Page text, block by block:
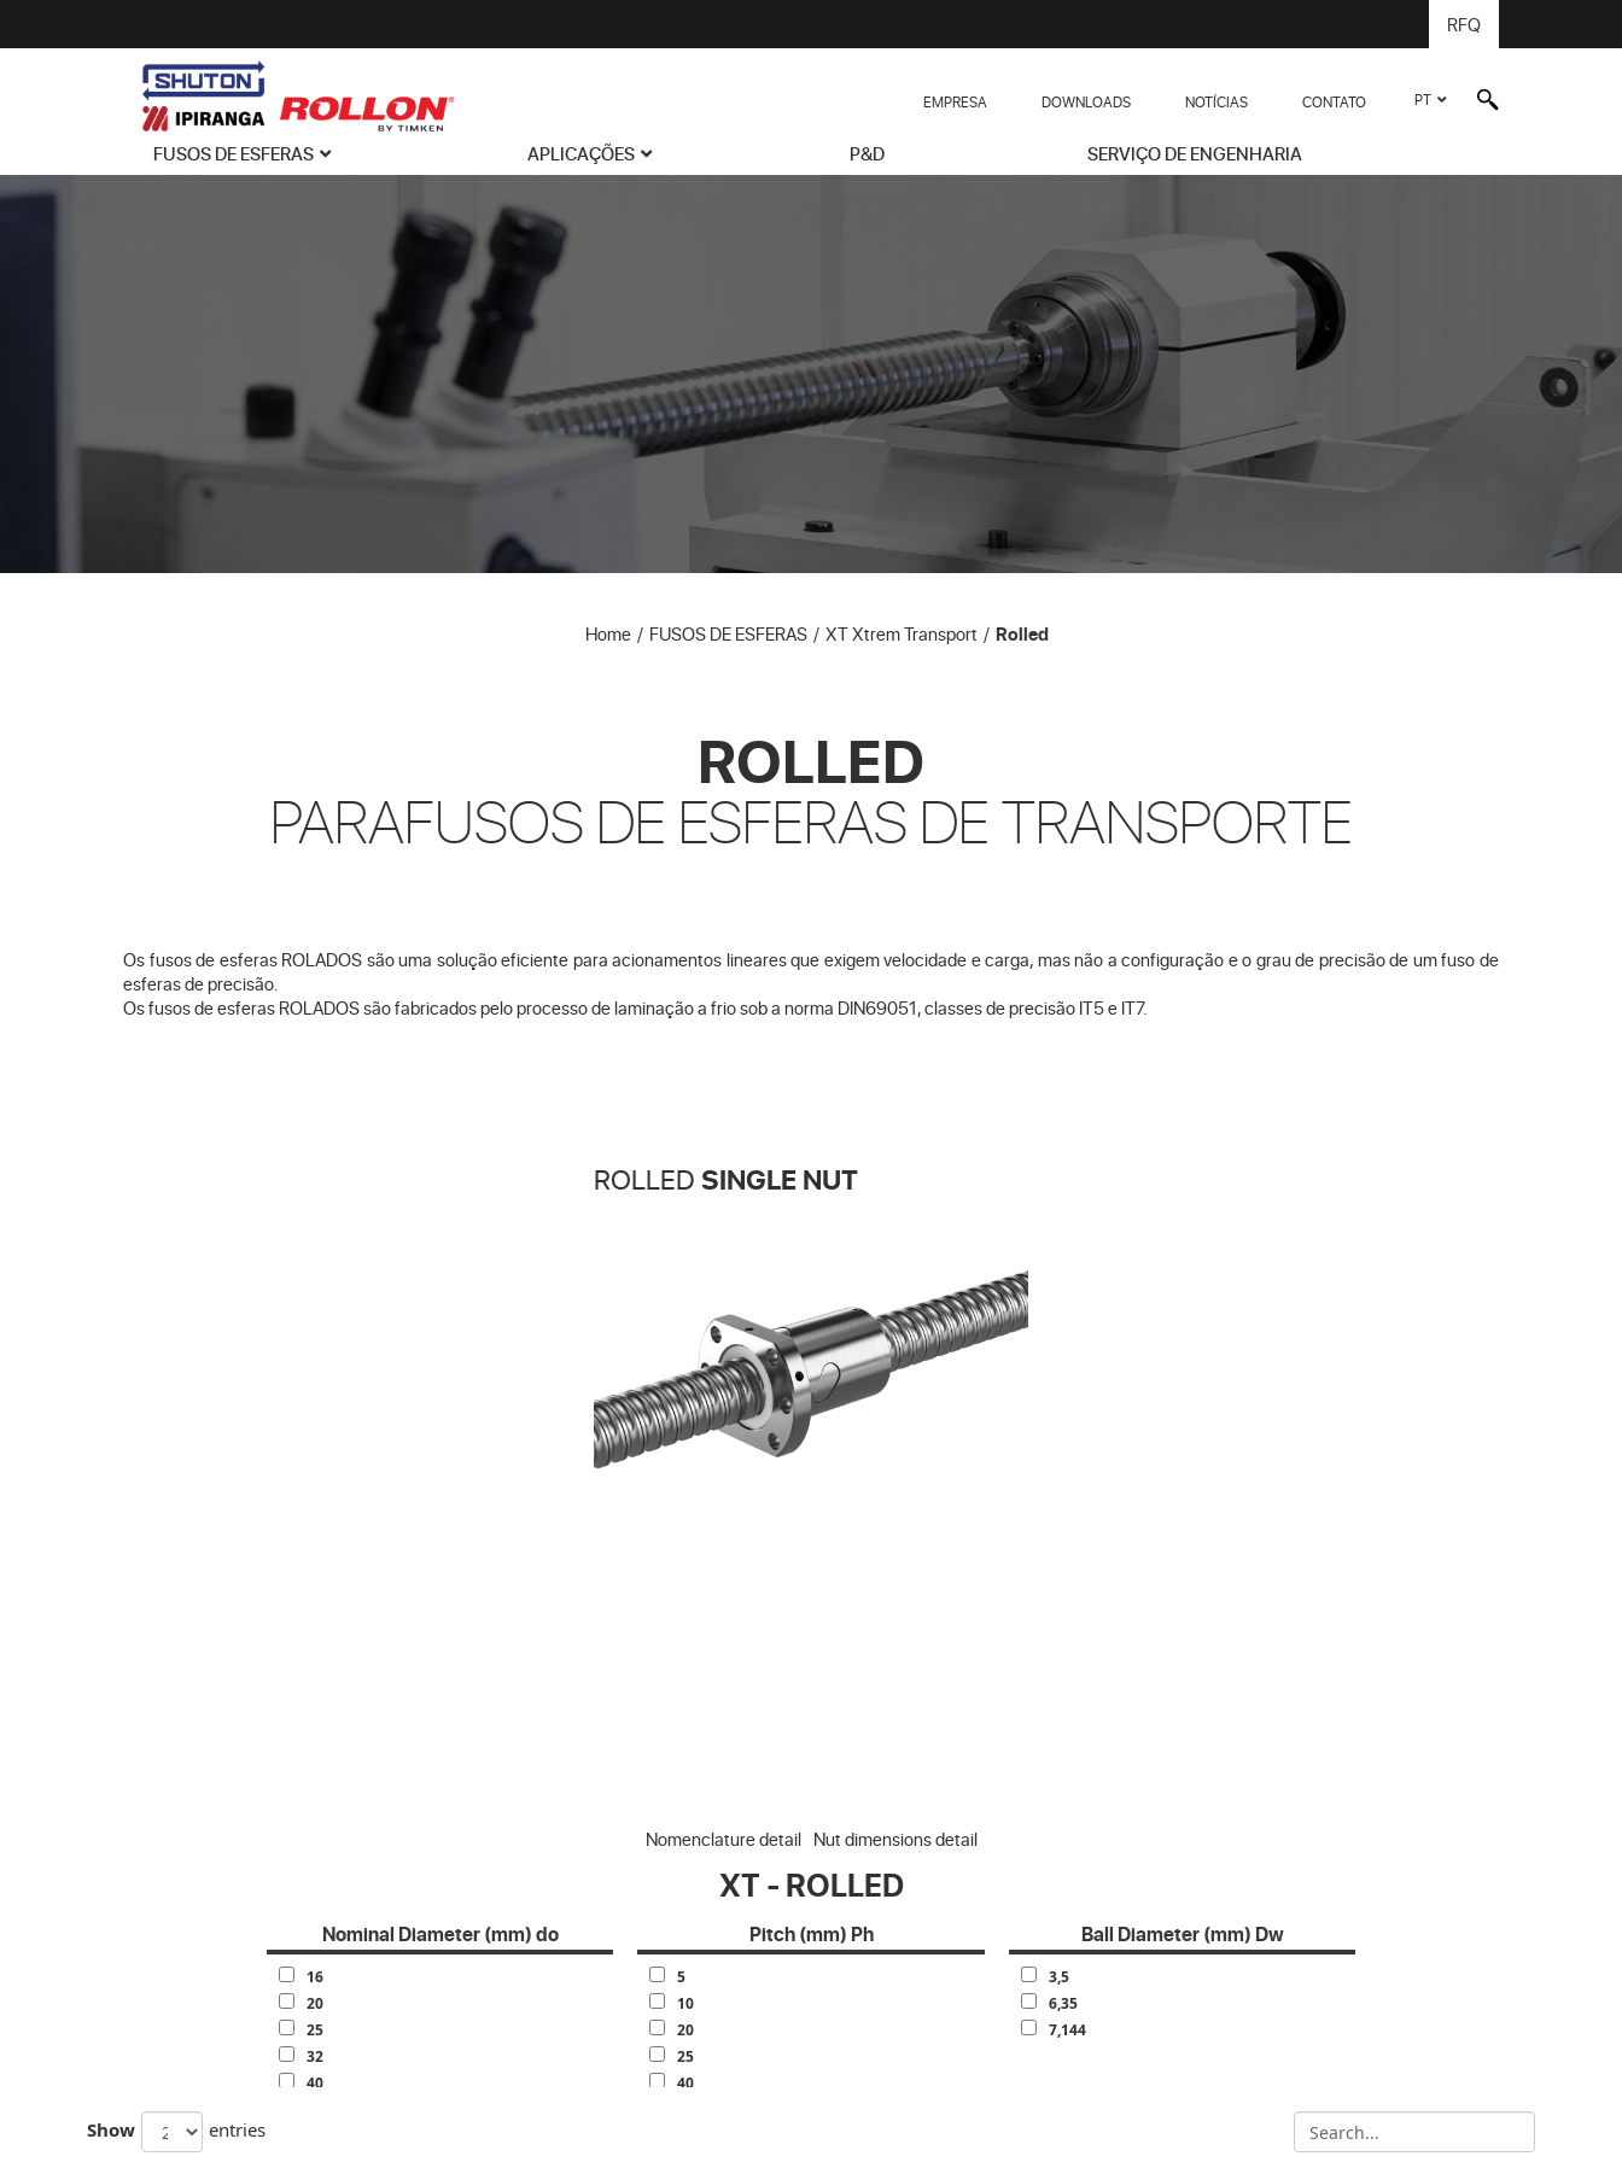
RFQ
PT
EMPRESA DOWNLOADS NOTÍCIAS CONTATO
FUSOS DE ESFERAS APLICAÇÕES P&D SERVIÇO DE ENGENHARIA
Home FUSOS DE ESFERAS XT Xtrem Transport Rolled
ROLLED
PARAFUSOS DE ESFERAS DE TRANSPORTE
Os fusos de esferas ROLADOS são uma solução eficiente para acionamentos lineares que exigem velocidade e carga, mas não a configuração e o grau de precisão de um fuso de
esferas de precisão.
Os fusos de esferas ROLADOS são fabricados pelo processo de laminação a frio sob a norma DIN69051, classes de precisão IT5 e IT7.
ROLLED SINGLE NUT
Nomenclature detail Nut dimensions detail
XT - ROLLED
Nominal Diameter (mm) do
16
20
25
32
40
Pitch (mm) Ph
5
10
20
25
40
Ball Diameter (mm) Dw
3,5
6,35
7,144
Show entries